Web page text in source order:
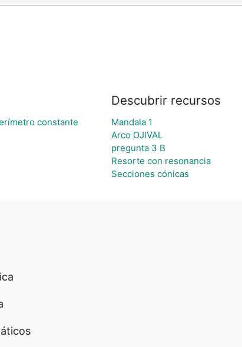
constante
Descubrir recursos
Mandala 1
Arco OJIVAL
pregunta 3 B
Resorte con resonancia
Secciones cónicas